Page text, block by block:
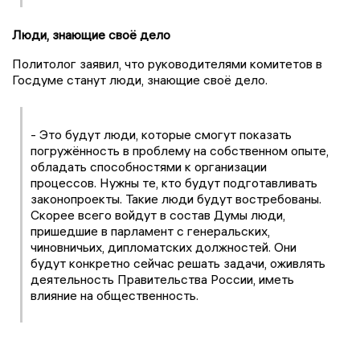
Люди, знающие своё дело
Политолог заявил, что руководителями комитетов в
Госдуме станут люди, знающие своё дело.
- Это будут люди, которые смогут показать
погружённость в проблему на собственном опыте,
обладать способностями к организации
процессов. Нужны те, кто будут подготавливать
законопроекты. Такие люди будут востребованы.
Скорее всего войдут в состав Думы люди,
пришедшие в парламент с генеральских,
чиновничьих, дипломатских должностей. Они
будут конкретно сейчас решать задачи, оживлять
деятельность Правительства России, иметь
влияние на общественность.